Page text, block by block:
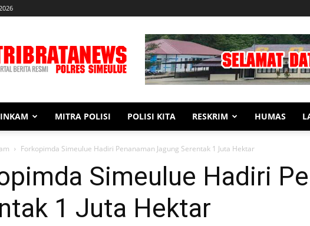
Simeulue
MITRA POLISI POLISI KITA RESKRIM HUMAS
Forkopimda Simeulue Hadiri Penanaman Jagung Serentak 1 Juta Hektar
Simeulue Hadiri
1 Juta Hektar